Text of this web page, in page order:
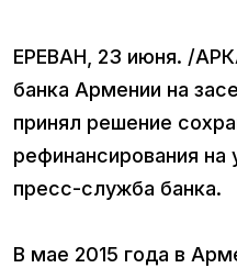
ЕРЕВАН, 23 июня. /
банка Армении на
принял решение
рефинансирования
пресс-служба банка.
В мае 2015 года в